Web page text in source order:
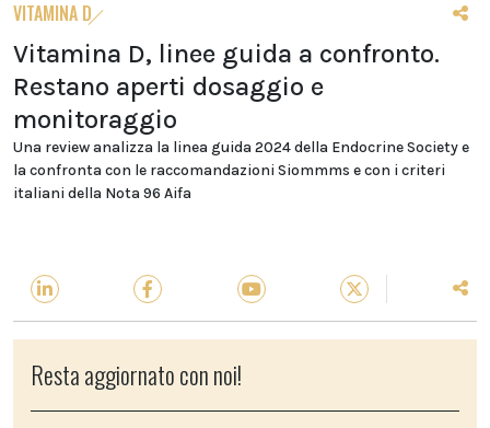
VITAMINA D
Vitamina D, linee guida a confronto.
Restano aperti dosaggio e
monitoraggio
Una review analizza la linea guida 2024 della Endocrine Society e
la confronta con le raccomandazioni Siommms e con i criteri
italiani della Nota 96 Aifa
Resta aggiornato con noi!